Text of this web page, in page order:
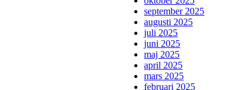
september 2025
augusti 2025
juli 2025
juni 2025
maj 2025
april 2025
mars 2025
februari 2025